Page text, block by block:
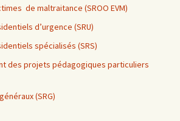
de maltraitance (SROO EVM)
d’urgence (SRU)
spécialisés (SRS)
des projets pédagogiques particuliers
(SRG)